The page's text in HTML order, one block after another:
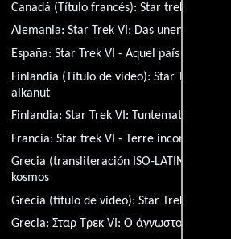
Canadá (Título francés):Star trek VI -
Alemania:Star Trek VI: Das unentdeckte
España:Star Trek VI - Aquel país
Finlandia (Título de video):Star Trek VI -
alkanut
Finlandia:Star Trek VI: Tuntematon maa
Francia:Star trek VI - Terre inconnue
Grecia (transliteración ISO-LATIN-1):
kosmos
Grecia (título de video):Star Trek VI: I
Grecia:Σταρ Τρεκ VI: Ο άγνωστος κόσμος